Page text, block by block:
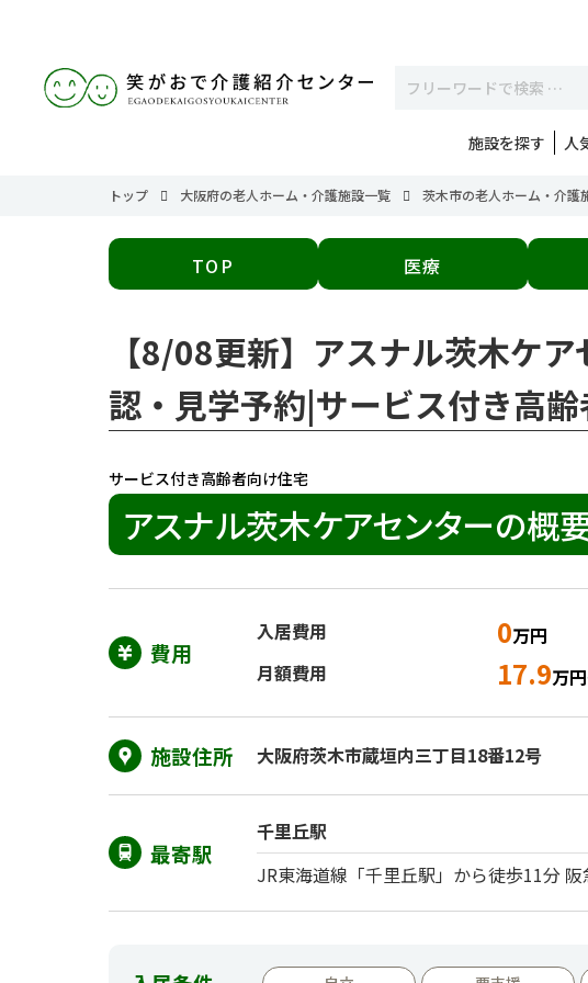
施設を探す 人
トップ 大阪府の老人ホーム・介護施設一覧 茨木市の老人ホーム・介護
TOP 医療
【8/08更新】アスナル茨木ケ
認・見学予約|サービス付き高
サービス付き高齢者向け住宅
アスナル茨木ケアセンターの概
費用
入居費用 0万円
月額費用
17.9万
施設住所 大阪府茨木市蔵垣内三丁目18番12号
最寄駅
千里丘駅
JR東海道線「千里丘駅」から徒歩11分